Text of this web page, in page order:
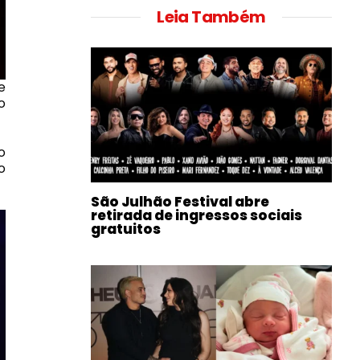
Leia Também
São Julhão Festival abre
retirada de ingressos sociais
gratuitos